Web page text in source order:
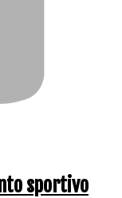
sportivo